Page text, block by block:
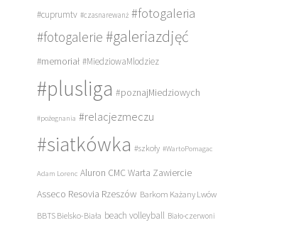
#cuprumtv #czasnarewanż #fotogaleria
#fotogalerie #galeriazdjęć
#memoriał #MiedziowaMlodziez
#plusliga #poznajMiedziowych
#pożegnania #relacjezmeczu
#siatkówka #szkoły #WartoPomagac
Adam Lorenc Aluron CMC Warta Zawiercie
Asseco Resovia Rzeszów Barkom Każany Lwów
BBTS Bielsko-Biała beach volleyball Biało-czerwoni